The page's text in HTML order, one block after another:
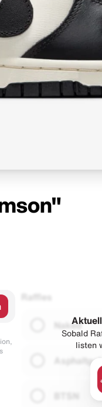
Raffles
Naked
Asphaltgold
Sobald
listen